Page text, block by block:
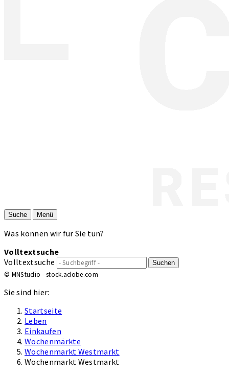
Suche Menü
Was können wir für Sie tun?
Volltextsuche
Volltextsuche
Suchen
© MNStudio - stock.adobe.com
Sie sind hier:
Startseite
Leben
Einkaufen
Wochenmärkte
Wochenmarkt Westmarkt
Wochenmarkt Westmarkt